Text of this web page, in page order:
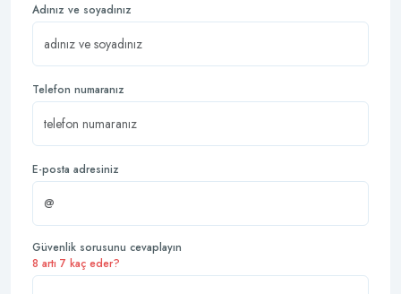
Adınız ve soyadınız
Telefon numaranız
E-posta adresiniz
Güvenlik sorusunu cevaplayın
8 artı 7 kaç eder?